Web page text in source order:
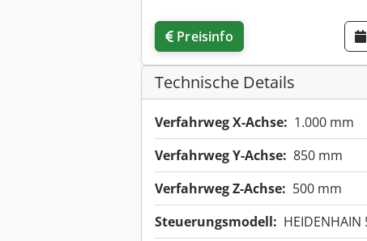
Preisinfo
Technische Details
Verfahrweg X-Achse: 1.000 mm
Verfahrweg Y-Achse: 850 mm
Verfahrweg Z-Achse: 500 mm
Steuerungsmodell: HEIDENHAIN